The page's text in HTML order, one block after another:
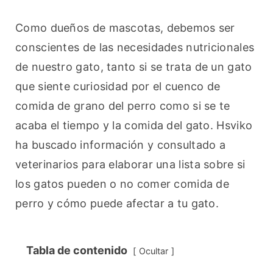
Como dueños de mascotas, debemos ser
conscientes de las necesidades nutricionales
de nuestro gato, tanto si se trata de un gato
que siente curiosidad por el cuenco de
comida de grano del perro como si se te
acaba el tiempo y la comida del gato. Hsviko
ha buscado información y consultado a
veterinarios para elaborar una lista sobre si
los gatos pueden o no comer comida de
perro y cómo puede afectar a tu gato.
Tabla de contenido Ocultar